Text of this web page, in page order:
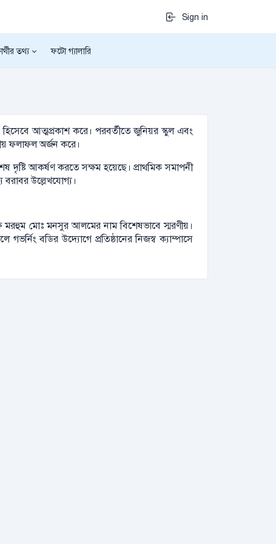
Sign in
তথ্য ফটো গ্যালারি
আত্মপ্রকাশ করে। পরবর্তীতে জুনিয়র স্কুল এবং
ফলাফল অর্জন করে।
দৃষ্টি আকর্ষণ করতে সক্ষম হয়েছে। প্রাথমিক সমাপনী
বরাবর উল্লেখযোগ্য।
মরহুম মোঃ মনসুর আলমের নাম বিশেষভাবে স্মরণীয়।
বডির উদ্যোগে প্রতিষ্ঠানের নিজস্ব ক্যাম্পাসে